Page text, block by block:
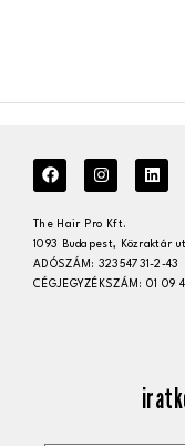
The Hair Pro Kft.
1093 Budapest, Közraktár
ADÓSZÁM: 32354731-2-43
CÉGJEGYZÉKSZÁM: 01 09